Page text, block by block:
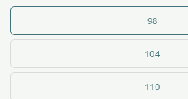
98
104
110